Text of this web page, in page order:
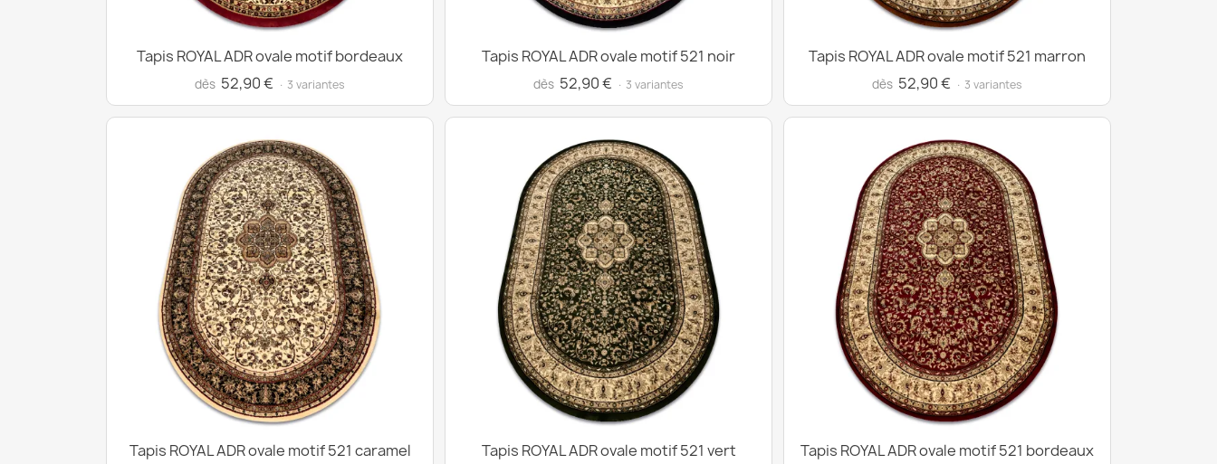
Tapis ROYAL ADR ovale motif bordeaux
dès 52,90 € · 3 variantes
Tapis ROYAL ADR ovale motif 521 noir
dès 52,90 € · 3 variantes
Tapis ROYAL ADR ovale motif 521 marron
dès 52,90 € · 3 variantes
Tapis ROYAL ADR ovale motif 521 caramel Tapis ROYAL ADR ovale motif 521 vert Tapis ROYAL ADR ovale motif 521 bordeaux